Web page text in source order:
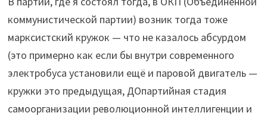
коммунистической партии) возник тогда тоже
марксистский кружок — что не казалось абсурдом
(это примерно как если бы внутри современного
электробуса установили ещё и паровой двигатель —
кружки это предыдущая, ДОпартийная стадия
самоорганизации революционной интеллигенции и